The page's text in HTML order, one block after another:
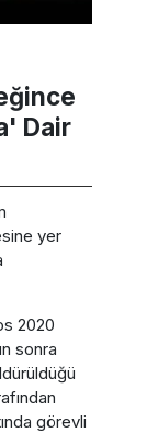
Dair
yer
2020
sonra
görevli